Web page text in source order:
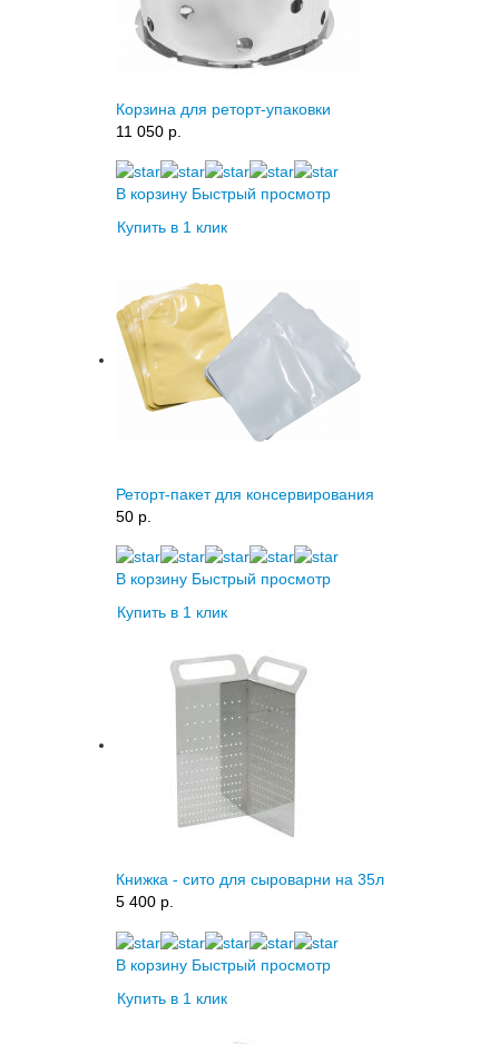
Корзина для реторт-упаковки
11 050 p.
В корзину Быстрый просмотр
Купить в 1 клик
Реторт-пакет для консервирования
50 p.
В корзину Быстрый просмотр
Купить в 1 клик
Книжка - сито для сыроварни на 35л
5 400 p.
В корзину Быстрый просмотр
Купить в 1 клик